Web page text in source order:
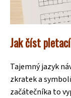
Jak číst
Tajemný jazyk
zkratek a
začátečníka to